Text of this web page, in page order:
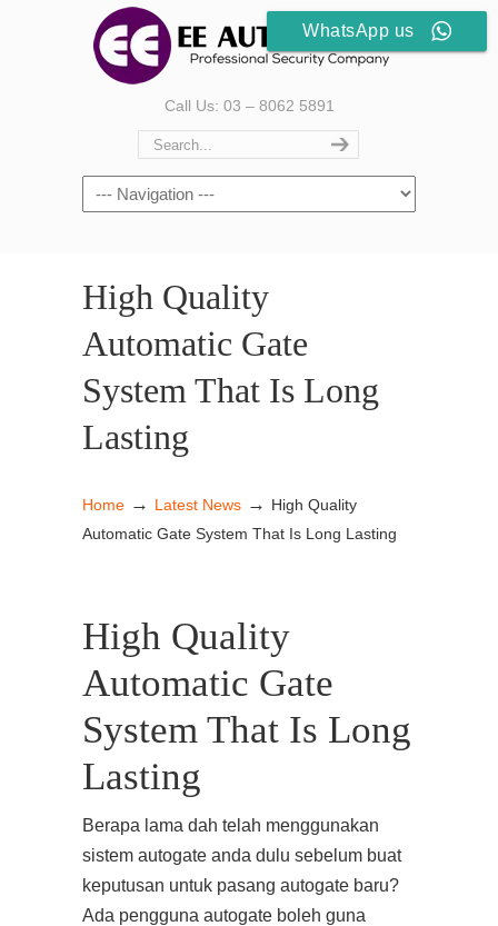
Call Us: 03 – 8062 5891
High Quality
Automatic Gate
System That Is Long
Lasting
Home → Latest News → High Quality
Automatic Gate System That Is Long Lasting
High Quality
Automatic Gate
System That Is Long
Lasting
Berapa lama dah telah menggunakan
sistem autogate anda dulu sebelum buat
keputusan untuk pasang autogate baru?
Ada pengguna autogate boleh guna
WhatsApp us